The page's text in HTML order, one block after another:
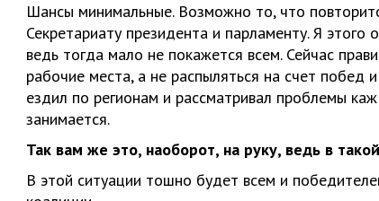
Шансы минимальные. Возможно то, что
Секретариату президента и парламенту. Я
ведь тогда мало не покажется всем. Сейчас
рабочие места, а не распыляться на счет побед
ездил по регионам и рассматривал проблемы
занимается.
Так вам же это, наоборот, на руку, ведь в
В этой ситуации тошно будет всем и